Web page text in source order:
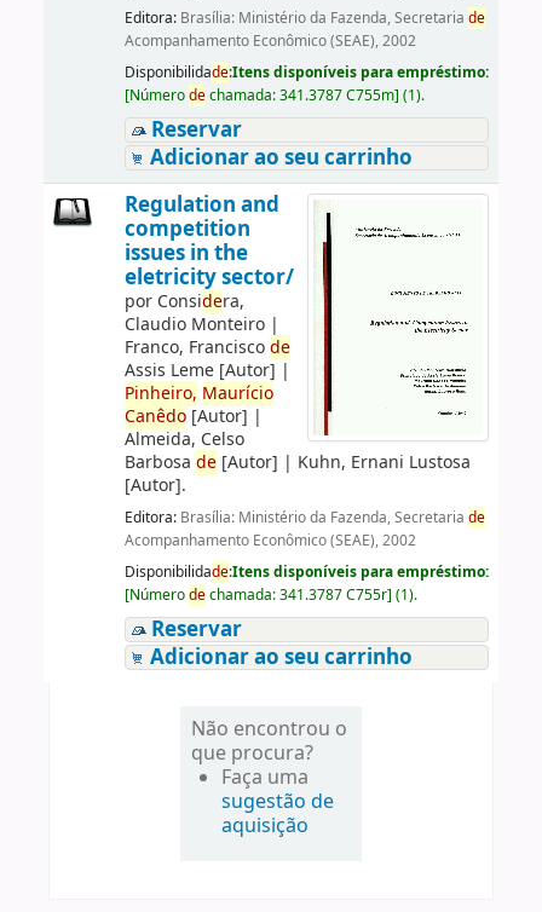
Editora: Brasília: Ministério da Fazenda, Secretaria de
Acompanhamento Econômico (SEAE), 2002
Disponibilidade:Itens disponíveis para empréstimo:
[Númerodechamada:341.3787 C755m] (1).
Reservar
Adicionar ao seu carrinho
Regulation and
competition
issues in the
eletricity sector/
por Considera,
Claudio Monteiro|
Franco, Franciscode
Assis Leme[Autor] |
Pinheiro, Maurício
Canêdo[Autor] |
Almeida, Celso
Barbosa de[Autor] | Kuhn, Ernani Lustosa
[Autor].
Editora: Brasília: Ministério da Fazenda, Secretaria de
Acompanhamento Econômico (SEAE), 2002
Disponibilidade:Itens disponíveis para empréstimo:
[Númerodechamada:341.3787 C755r] (1).
Reservar
Adicionar ao seu carrinho
Não encontrou o
que procura?
Faça uma
sugestão de
aquisição